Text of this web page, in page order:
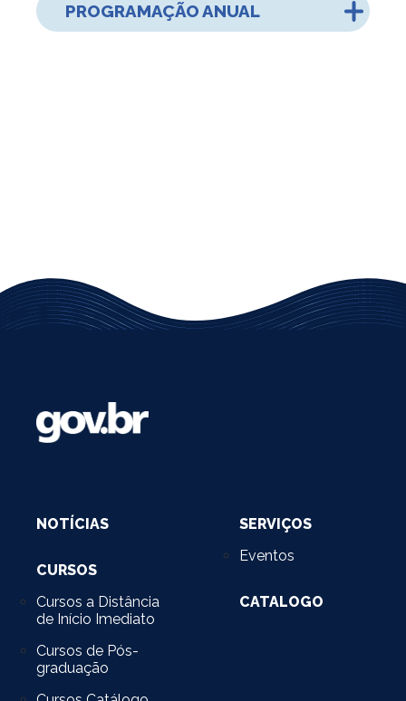
PROGRAMAÇÃO ANUAL
NOTÍCIAS
CURSOS
Cursos a Distância
de Início Imediato
Cursos de Pós-
graduação
SERVIÇOS
Eventos
CATALOGO